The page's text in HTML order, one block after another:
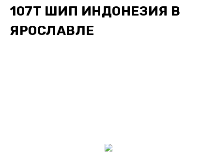
107T ШИП ИНДОНЕЗИЯ В
ЯРОСЛАВЛЕ